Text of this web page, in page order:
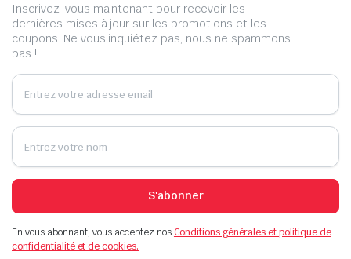
Inscrivez-vous maintenant pour recevoir les
dernières mises à jour sur les promotions et les
coupons. Ne vous inquiétez pas, nous ne spammons
pas !
S'abonner
En vous abonnant, vous acceptez nosConditions générales et politique de
confidentialité et de cookies.